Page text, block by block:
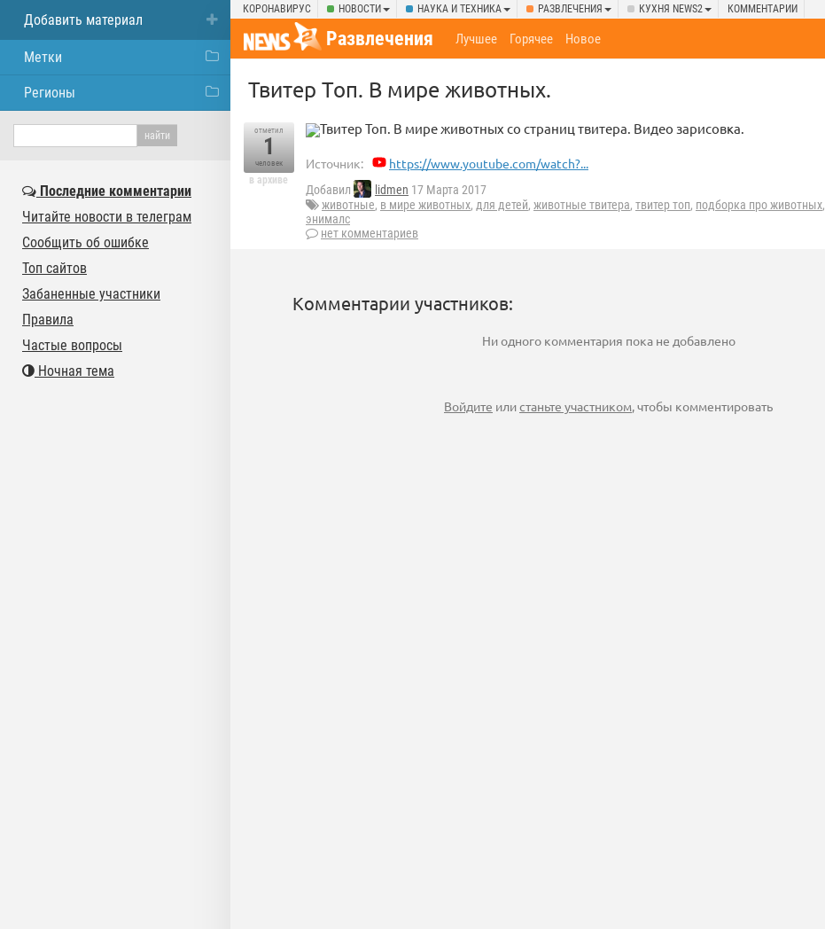
КОРОНАВИРУС НОВОСТИ НАУКА И ТЕХНИКА РАЗВЛЕЧЕНИЯ КУХНЯ NEWS2 КОММЕНТАРИИ
Развлечения Лучшее Горячее Новое
Твитер Топ. В мире животных.
отметил
1
человек
в архиве
Твитер Топ. В мире животных со страниц твитера. Видео зарисовка.
Источник: https://www.youtube.com/watch?...
Добавил lidmen 17 Марта 2017
животные, в мире животных, для детей, животные твитера, твитер топ, подборка про животных,
энималс
нет комментариев
Комментарии участников:
Ни одного комментария пока не добавлено
Войдите илистаньте участником, чтобы комментировать
Добавить материал
Метки
Регионы
Последние комментарии
Читайте новости в телеграм
Сообщить об ошибке
Топ сайтов
Забаненные участники
Правила
Частые вопросы
Ночная тема